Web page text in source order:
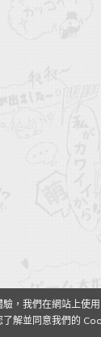
，我們在網站上使
解並同意我們的